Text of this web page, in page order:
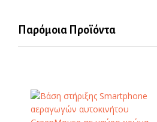
Παρόμοια Προϊόντα